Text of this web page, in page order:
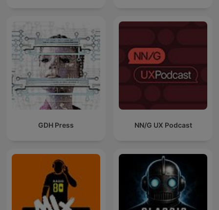
GDH Press NN/G UX Podcast